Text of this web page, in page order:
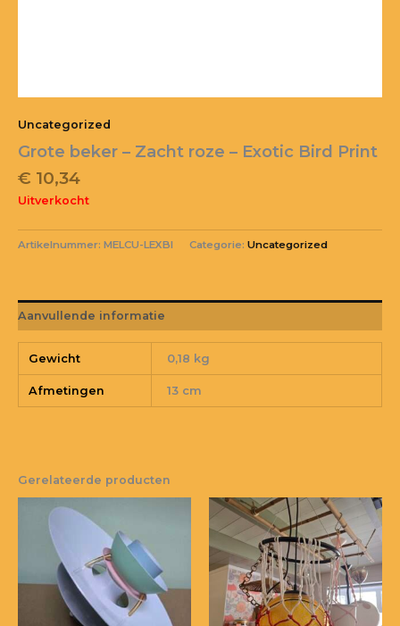
Uncategorized
Grote beker – Zacht roze – Exotic Bird Print
€ 10,34
Uitverkocht
Artikelnummer: MELCU-LEXBI Categorie: Uncategorized
Aanvullende informatie
Gewicht 0,18 kg
Afmetingen 13 cm
Gerelateerde producten